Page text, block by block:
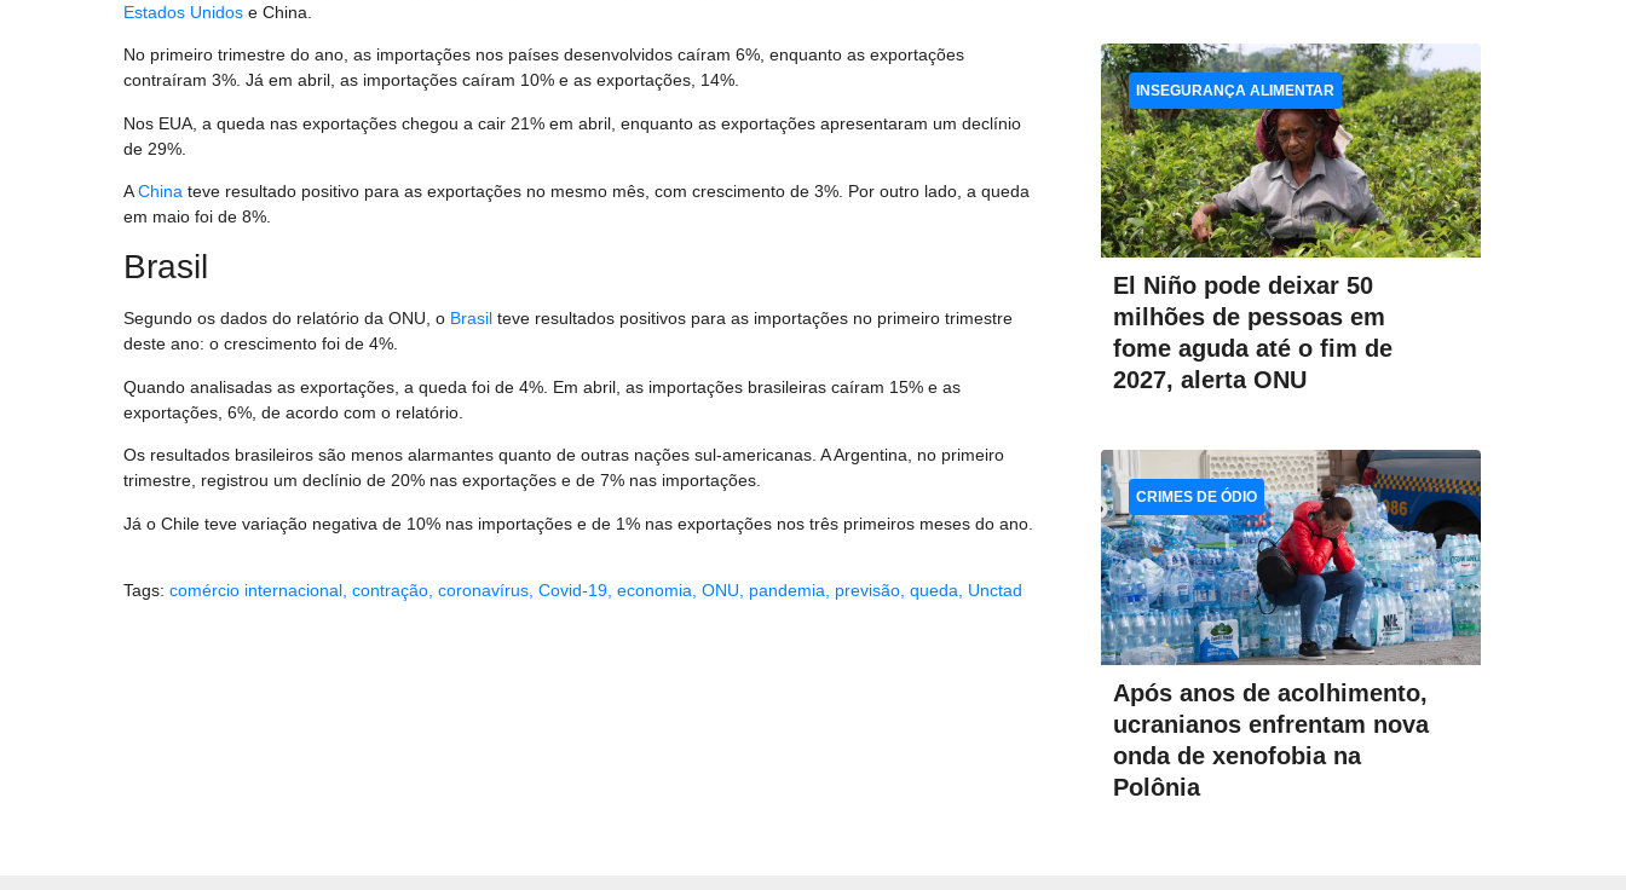
Estados Unidos e China.
No primeiro trimestre do ano, as importações nos países desenvolvidos caíram 6%, enquanto as exportações
contraíram 3%. Já em abril, as importações caíram 10% e as exportações, 14%.
Nos EUA, a queda nas exportações chegou a cair 21% em abril, enquanto as exportações apresentaram um declínio
de 29%.
AChina teve resultado positivo para as exportações no mesmo mês, com crescimento de 3%. Por outro lado, a queda
em maio foi de 8%.
Brasil
Segundo os dados do relatório da ONU, o Brasil teve resultados positivos para as importações no primeiro trimestre
deste ano: o crescimento foi de 4%.
Quando analisadas as exportações, a queda foi de 4%. Em abril, as importações brasileiras caíram 15% e as
exportações, 6%, de acordo com o relatório.
Os resultados brasileiros são menos alarmantes quanto de outras nações sul-americanas. A Argentina, no primeiro
trimestre, registrou um declínio de 20% nas exportações e de 7% nas importações.
Já o Chile teve variação negativa de 10% nas importações e de 1% nas exportações nos três primeiros meses do ano.
Tags: comércio internacional contração coronavírus Covid-19 economia ONU pandemia previsão queda Unctad
El Niño pode deixar 50
milhões de pessoas em
fome aguda até o fim de
2027, alerta ONU
INSEGURANÇA ALIMENTAR
Após anos de acolhimento,
ucranianos enfrentam nova
onda de xenofobia na
Polônia
CRIMES DE ÓDIO